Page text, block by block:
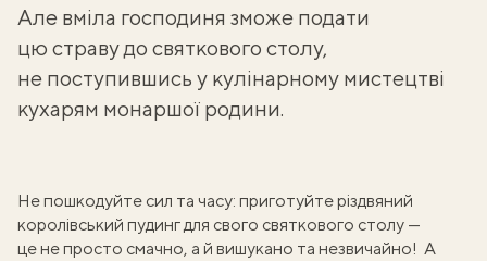
Але вміла господиня зможе подати
цю страву до святкового столу,
не поступившись у кулінарному мистецтві
кухарям монаршої родини.
Не пошкодуйте сил та часу: приготуйте різдвяний
королівський пудинг для свого святкового столу —
це не просто смачно, а й вишукано та незвичайно! А